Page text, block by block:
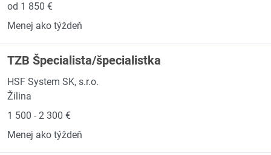
od 1 850 €
Menej ako týždeň
TZB Špecialista/špecialistka
HSF System SK, s.r.o.
Žilina
1 500 - 2 300 €
Menej ako týždeň